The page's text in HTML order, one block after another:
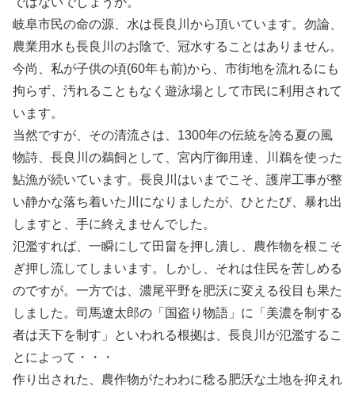
岐阜市民の命の源、水は長良川から頂いています。勿論、
農業用水も長良川のお陰で、冠水することはありません。
今尚、私が子供の頃(60年も前)から、市街地を流れるにも
拘らず、汚れることもなく遊泳場として市民に利用されて
います。
当然ですが、その清流さは、1300年の伝統を誇る夏の風
物詩、長良川の鵜飼として、宮内庁御用達、川鵜を使った
鮎漁が続いています。長良川はいまでこそ、護岸工事が整
い静かな落ち着いた川になりましたが、ひとたび、暴れ出
しますと、手に終えませんでした。
氾濫すれば、一瞬にして田畠を押し潰し、農作物を根こそ
ぎ押し流してしまいます。しかし、それは住民を苦しめる
のですが。一方では、濃尾平野を肥沃に変える役目も果た
しました。司馬遼太郎の「国盗り物語」に「美濃を制する
者は天下を制す」といわれる根拠は、長良川が氾濫するこ
とによって・・・
作り出された、農作物がたわわに稔る肥沃な土地を抑えれ